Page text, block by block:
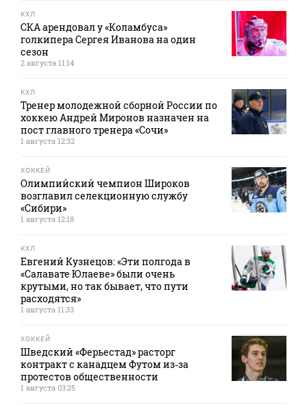
КХЛ
СКА арендовал у «Коламбуса»
голкипера Сергея Иванова на один
сезон
2 августа 11:14
КХЛ
Тренер молодежной сборной России по
хоккею Андрей Миронов назначен на
пост главного тренера «Сочи»
1 августа 12:32
ХОККЕЙ
Олимпийский чемпион Широков
возглавил селекционную службу
«Сибири»
1 августа 12:18
КХЛ
Евгений Кузнецов: «Эти полгода в
«Салавате Юлаеве» были очень
крутыми, но так бывает, что пути
расходятся»
1 августа 11:33
ХОККЕЙ
Шведский «Ферьестад» расторг
контракт с канадцем Футом из‑за
протестов общественности
1 августа 03:25